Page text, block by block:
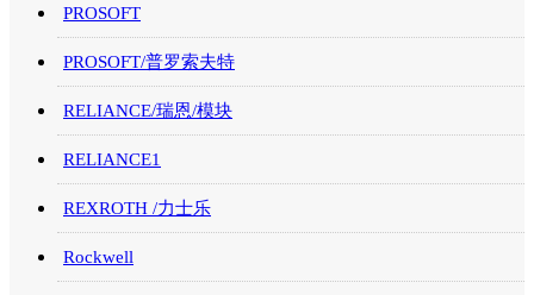
PROSOFT
PROSOFT/普罗索夫特
RELIANCE/瑞恩/模块
RELIANCE1
REXROTH /力士乐
Rockwell